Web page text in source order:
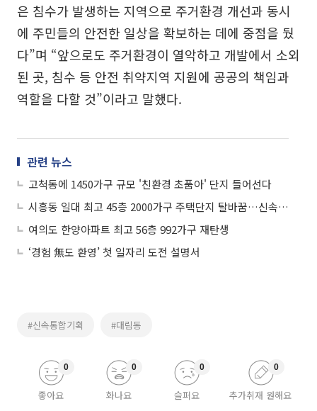
은 침수가 발생하는 지역으로 주거환경 개선과 동시
에 주민들의 안전한 일상을 확보하는 데에 중점을 뒀
다”며 “앞으로도 주거환경이 열악하고 개발에서 소외
된 곳, 침수 등 안전 취약지역 지원에 공공의 책임과
역할을 다할 것”이라고 말했다.
관련 뉴스
고척동에 1450가구 규모 '친환경 초품아' 단지 들어선다
시흥동 일대 최고 45층 2000가구 주택단지 탈바꿈…신속통합기획 확정
여의도 한양아파트 최고 56층 992가구 재탄생
‘경험 無도 환영’ 첫 일자리 도전 설명서
#신속통합기획 #대림동
좋아요
0
화나요
0
슬퍼요
0
추가취재 원해요
0